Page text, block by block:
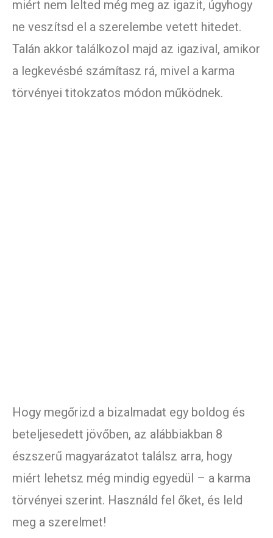
miért nem lelted még meg az igazit, úgyhogy
ne veszítsd el a szerelembe vetett hitedet.
Talán akkor találkozol majd az igazival, amikor
a legkevésbé számítasz rá, mivel a karma
törvényei titokzatos módon működnek.
Hogy megőrizd a bizalmadat egy boldog és
beteljesedett jövőben, az alábbiakban 8
észszerű magyarázatot találsz arra, hogy
miért lehetsz még mindig egyedül – a karma
törvényei szerint. Használd fel őket, és leld
meg a szerelmet!